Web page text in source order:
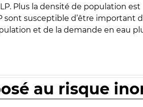
Plus la densité de population est
sont susceptible d’être important
et de la demande en eau
au risque